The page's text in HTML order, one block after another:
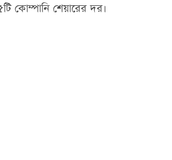
কোম্পানি শেয়ারের দর।